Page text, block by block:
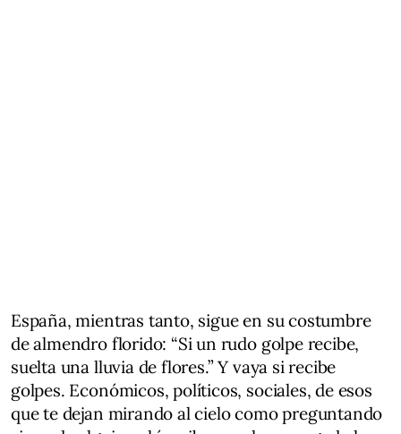
España, mientras tanto, sigue en su costumbre
de almendro florido: “Si un rudo golpe recibe,
suelta una lluvia de flores.” Y vaya si recibe
golpes. Económicos, políticos, sociales, de esos
que te dejan mirando al cielo como preguntando